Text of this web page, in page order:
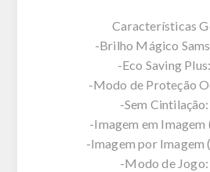
Características
-Brilho Mágico
-Eco Saving
-Modo de Proteção
-Sem Cintilação:
-Imagem em Imagem
-Imagem por Imagem
-Modo de Jogo: